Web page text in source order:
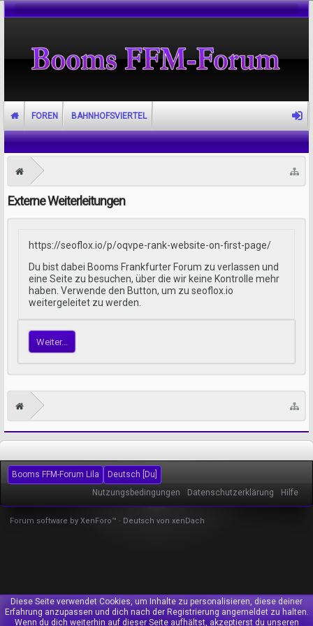
Externe Weiterleitungen
https://seoflox.io/p/oqvpe-rank-website-on-first-page/
Du bist dabei Booms Frankfurter Forum zu verlassen und
eine Seite zu besuchen, über die wir keine Kontrolle mehr
haben. Verwende den Button, um zu seoflox.io
weitergeleitet zu werden.
Weiter...
FOREN BAHNHOFSVIERTEL
Booms FFM-Forum Lila
Deutsch [Du]
Nutzungsbedingungen
Datenschutzerklärung Hilfe
Forum software by XenForo™ - Deutsch von xenDach
Diese Seite verwendet Cookies, um Inhalte zu personalisieren, diese deiner
Erfahrung anzupassen und dich nach der Registrierung angemeldet zu halten.
Wenn du dich weiterhin auf dieser Seite aufhältst, akzeptierst du unseren